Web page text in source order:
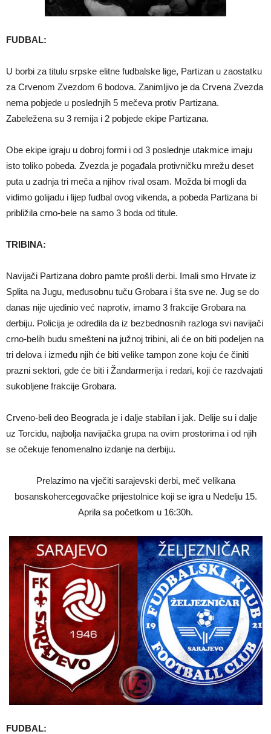
FUDBAL:
U borbi za titulu srpske elitne fudbalske lige, Partizan u zaostatku
za Crvenom Zvezdom 6 bodova. Zanimljivo je da Crvena Zvezda
nema pobjede u poslednjih 5 mečeva protiv Partizana.
Zabeležena su 3 remija i 2 pobjede ekipe Partizana.
Obe ekipe igraju u dobroj formi i od 3 poslednje utakmice imaju
isto toliko pobeda. Zvezda je pogađala protivničku mrežu deset
puta u zadnja tri meča a njihov rival osam. Možda bi mogli da
vidimo golijadu i lijep fudbal ovog vikenda, a pobeda Partizana bi
približila crno-bele na samo 3 boda od titule.
TRIBINA:
Navijači Partizana dobro pamte prošli derbi. Imali smo Hrvate iz
Splita na Jugu, međusobnu tuču Grobara i šta sve ne. Jug se do
danas nije ujedinio već naprotiv, imamo 3 frakcije Grobara na
derbiju. Policija je odredila da iz bezbednosnih razloga svi navijači
crno-belih budu smešteni na južnoj tribini, ali će on biti podeljen na
tri delova i između njih će biti velike tampon zone koju će činiti
prazni sektori, gde će biti i Žandarmerija i redari, koji će razdvajati
sukobljene frakcije Grobara.
Crveno-beli deo Beograda je i dalje stabilan i jak. Delije su i dalje
uz Torcidu, najbolja navijačka grupa na ovim prostorima i od njih
se očekuje fenomenalno izdanje na derbiju.
Prelazimo na vječiti sarajevski derbi, meč velikana
bosanskohercegovačke prijestolnice koji se igra u Nedelju 15.
Aprila sa početkom u 16:30h.
FUDBAL: